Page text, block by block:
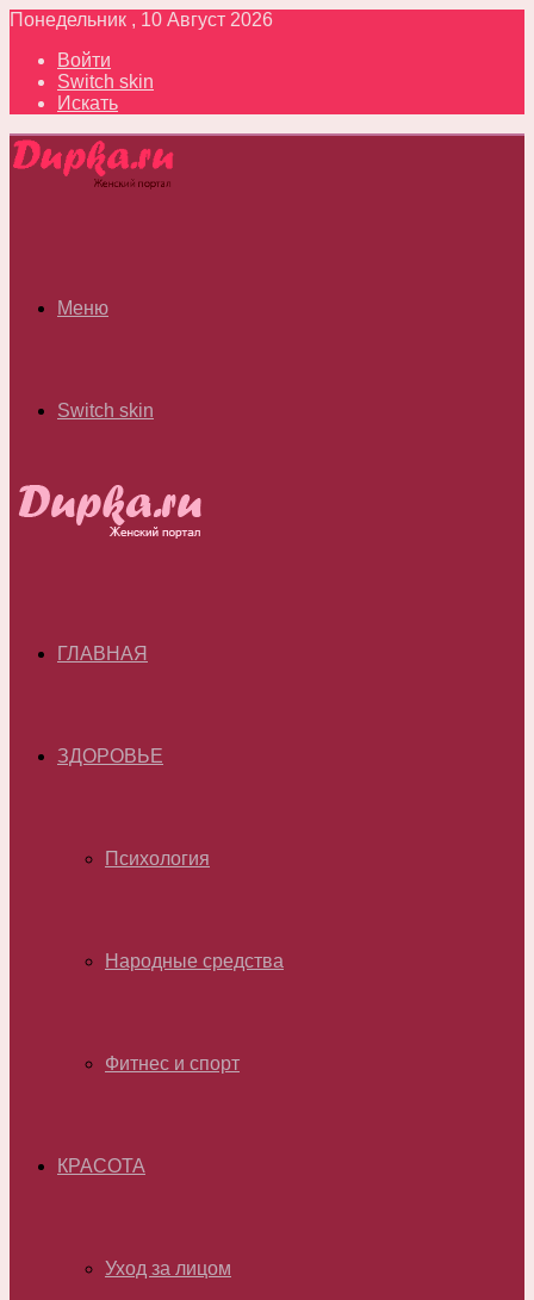
Понедельник , 10 Август 2026
Войти
Switch skin
Искать
Меню
Switch skin
ГЛАВНАЯ
ЗДОРОВЬЕ
Психология
Народные средства
Фитнес и спорт
КРАСОТА
Уход за лицом